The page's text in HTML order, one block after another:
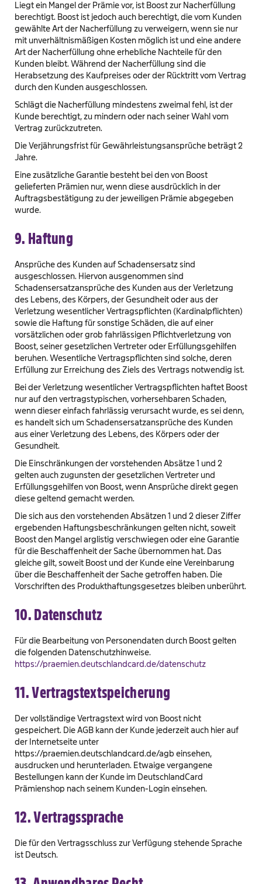
Liegt ein Mangel der Prämie vor, ist Boost zur Nacherfüllung
berechtigt. Boost ist jedoch auch berechtigt, die vom Kunden
gewählte Art der Nacherfüllung zu verweigern, wenn sie nur
mit unverhältnismäßigen Kosten möglich ist und eine andere
Art der Nacherfüllung ohne erhebliche Nachteile für den
Kunden bleibt. Während der Nacherfüllung sind die
Herabsetzung des Kaufpreises oder der Rücktritt vom Vertrag
durch den Kunden ausgeschlossen.
Schlägt die Nacherfüllung mindestens zweimal fehl, ist der
Kunde berechtigt, zu mindern oder nach seiner Wahl vom
Vertrag zurückzutreten.
Die Verjährungsfrist für Gewährleistungsansprüche beträgt 2
Jahre.
Eine zusätzliche Garantie besteht bei den von Boost
gelieferten Prämien nur, wenn diese ausdrücklich in der
Auftragsbestätigung zu der jeweiligen Prämie abgegeben
wurde.
9. Haftung
Ansprüche des Kunden auf Schadensersatz sind
ausgeschlossen. Hiervon ausgenommen sind
Schadensersatzansprüche des Kunden aus der Verletzung
des Lebens, des Körpers, der Gesundheit oder aus der
Verletzung wesentlicher Vertragspflichten (Kardinalpflichten)
sowie die Haftung für sonstige Schäden, die auf einer
vorsätzlichen oder grob fahrlässigen Pflichtverletzung von
Boost, seiner gesetzlichen Vertreter oder Erfüllungsgehilfen
beruhen. Wesentliche Vertragspflichten sind solche, deren
Erfüllung zur Erreichung des Ziels des Vertrags notwendig ist.
Bei der Verletzung wesentlicher Vertragspflichten haftet Boost
nur auf den vertragstypischen, vorhersehbaren Schaden,
wenn dieser einfach fahrlässig verursacht wurde, es sei denn,
es handelt sich um Schadensersatzansprüche des Kunden
aus einer Verletzung des Lebens, des Körpers oder der
Gesundheit.
Die Einschränkungen der vorstehenden Absätze 1 und 2
gelten auch zugunsten der gesetzlichen Vertreter und
Erfüllungsgehilfen von Boost, wenn Ansprüche direkt gegen
diese geltend gemacht werden.
Die sich aus den vorstehenden Absätzen 1 und 2 dieser Ziffer
ergebenden Haftungsbeschränkungen gelten nicht, soweit
Boost den Mangel arglistig verschwiegen oder eine Garantie
für die Beschaffenheit der Sache übernommen hat. Das
gleiche gilt, soweit Boost und der Kunde eine Vereinbarung
über die Beschaffenheit der Sache getroffen haben. Die
Vorschriften des Produkthaftungsgesetzes bleiben unberührt.
10. Datenschutz
Für die Bearbeitung von Personendaten durch Boost gelten
die folgenden Datenschutzhinweise.
https://praemien.deutschlandcard.de/datenschutz
11. Vertragstextspeicherung
Der vollständige Vertragstext wird von Boost nicht
gespeichert. Die AGB kann der Kunde jederzeit auch hier auf
der Internetseite unter
https://praemien.deutschlandcard.de/agb einsehen,
ausdrucken und herunterladen. Etwaige vergangene
Bestellungen kann der Kunde im DeutschlandCard
Prämienshop nach seinem Kunden-Login einsehen.
12. Vertragssprache
Die für den Vertragsschluss zur Verfügung stehende Sprache
ist Deutsch.